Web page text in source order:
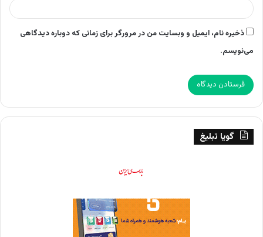
ذخیره نام، ایمیل و وبسایت من در مرورگر برای زمانی که دوباره دیدگاهی
می‌نویسم.
گویا تبلیغ